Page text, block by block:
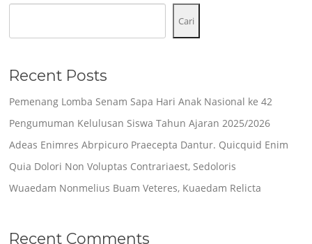
Cari
Recent Posts
Pemenang Lomba Senam Sapa Hari Anak Nasional ke 42
Pengumuman Kelulusan Siswa Tahun Ajaran 2025/2026
Adeas Enimres Abrpicuro Praecepta Dantur. Quicquid Enim
Quia Dolori Non Voluptas Contrariaest, Sedoloris
Wuaedam Nonmelius Buam Veteres, Kuaedam Relicta
Recent Comments